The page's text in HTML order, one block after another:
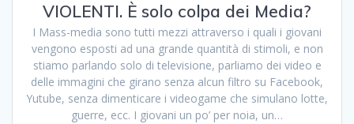
VIOLENTI. È solo colpa dei Media?
I Mass-media sono tutti mezzi attraverso i quali i giovani
vengono esposti ad una grande quantità di stimoli, e non
stiamo parlando solo di televisione, parliamo dei video e
delle immagini che girano senza alcun filtro su Facebook,
Yutube, senza dimenticare i videogame che simulano lotte,
guerre, ecc. I giovani un po’ per noia, un…